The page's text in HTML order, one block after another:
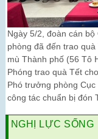
Ngày 5/2, đoàn cán
phòng đã đến trao
mù Thành phố (56 Tô
Phóng trao quà Tết
Phó trưởng phòng
công tác chuẩn bị đón
NGHỊ LỰC SỐNG